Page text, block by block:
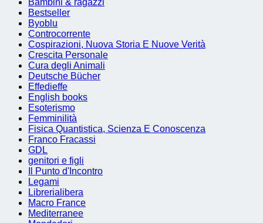
Bambini & ragazzi
Bestseller
Byoblu
Controcorrente
Cospirazioni, Nuova Storia E Nuove Verità
Crescita Personale
Cura degli Animali
Deutsche Bücher
Effedieffe
English books
Esoterismo
Femminilità
Fisica Quantistica, Scienza E Conoscenza
Franco Fracassi
GDL
genitori e figli
Il Punto d'Incontro
Legami
Librerialibera
Macro France
Mediterranee